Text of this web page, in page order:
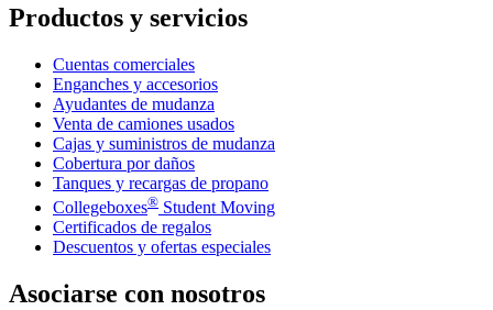
Productos y servicios
Cuentas comerciales
Enganches y accesorios
Ayudantes de mudanza
Venta de camiones usados
Cajas y suministros de mudanza
Cobertura por daños
Tanques y recargas de propano
Collegeboxes® Student Moving
Certificados de regalos
Descuentos y ofertas especiales
Asociarse con nosotros